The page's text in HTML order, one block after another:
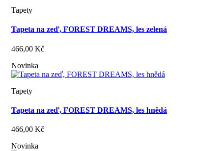
Tapety
Tapeta na zeď, FOREST DREAMS, les zelená
466,00 Kč
Novinka
Tapety
Tapeta na zeď, FOREST DREAMS, les hnědá
466,00 Kč
Novinka